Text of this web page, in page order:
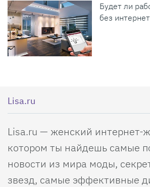
Будет ли
без
Lisa.ru
Lisa.ru — женский интернет-
котором ты найдешь самые
новости из мира моды,
звезд, самые эффективные